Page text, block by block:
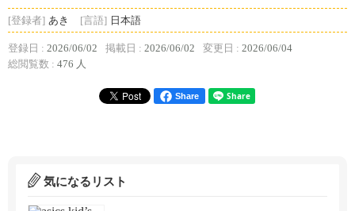
[登録者] あき [言語] 日本語
登録日 : 2026/06/02 掲載日 : 2026/06/02 変更日 : 2026/06/04
総閲覧数 : 476 人
Share
気になるリスト